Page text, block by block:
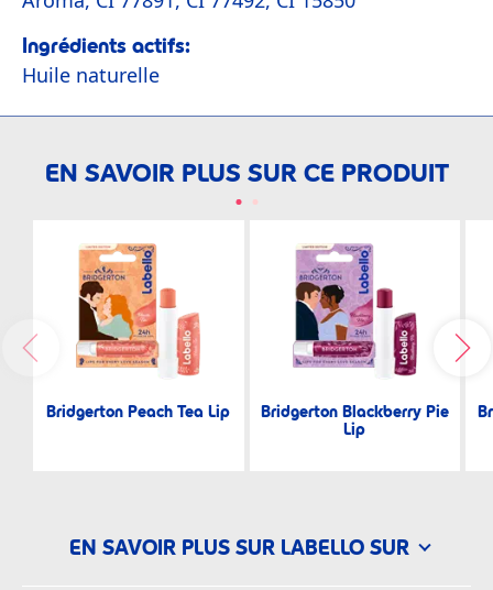
Ingrédients actifs:
Huile naturelle
EN SAVOIR PLUS SUR CE PRODUIT
Bridgerton Peach Tea Lip
Bridgerton Blackberry Pie
Lip
EN SAVOIR PLUS SUR LABELLO SUR